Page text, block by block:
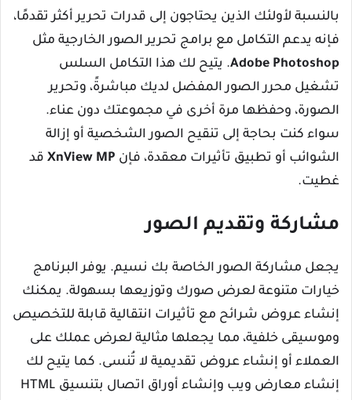
بالنسبة لأولئك الذين يحتاجون إلى قدرات تحرير أكثر تقدمًا،
فإنه يدعم التكامل مع برامج تحرير الصور الخارجية مثل
Adobe Photoshop. يتيح لك هذا التكامل السلس
تشغيل محرر الصور المفضل لديك مباشرةً، وتحرير
الصورة، وحفظها مرة أخرى في مجموعتك دون عناء.
سواء كنت بحاجة إلى تنقيح الصور الشخصية أو إزالة
الشوائب أو تطبيق تأثيرات معقدة، فإن XnView MP قد
غطيت.
مشاركة وتقديم الصور
يجعل مشاركة الصور الخاصة بك نسيم. يوفر البرنامج
خيارات متنوعة لعرض صورك وتوزيعها بسهولة. يمكنك
إنشاء عروض شرائح مع تأثيرات انتقالية قابلة للتخصيص
وموسيقى خلفية، مما يجعلها مثالية لعرض عملك على
العملاء أو إنشاء عروض تقديمية لا تُنسى. كما يتيح لك
إنشاء معارض ويب وإنشاء أوراق اتصال بتنسيق HTML